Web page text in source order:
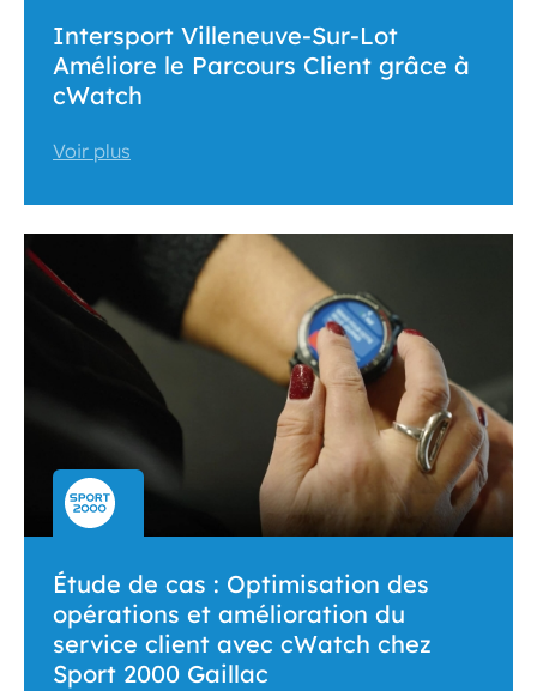
Intersport Villeneuve-Sur-Lot
Améliore le Parcours Client grâce à
cWatch
Voir plus
Étude de cas : Optimisation des
opérations et amélioration du
service client avec cWatch chez
Sport 2000 Gaillac